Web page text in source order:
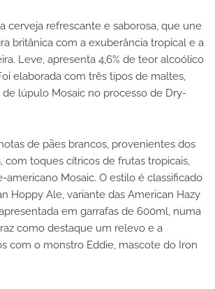
cerveja refrescante e saborosa, que une
britânica com a exuberância tropical e a
Leve, apresenta 4,6% de teor alcoólico
elaborada com três tipos de maltes,
de lúpulo Mosaic no processo de Dry-
de pães brancos, provenientes dos
com toques cítricos de frutas tropicais,
americano Mosaic. O estilo é classificado
Hoppy Ale, variante das American Hazy
em garrafas de 600ml, numa
como destaque um relevo e a
com o monstro Eddie, mascote do Iron